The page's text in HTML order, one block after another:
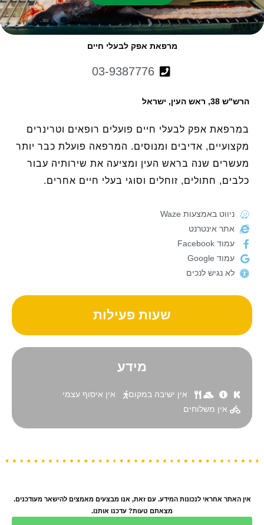
מרפאת אפק לבעלי חיים
03-9387776
הרש"ש 38, ראש העין, ישראל
במרפאת אפק לבעלי חיים פועלים רופאים וטרינרים
מקצועיים, אדיבים ומנוסים. המרפאה פועלת כבר יותר
מעשרים שנה בראש העין ומציעה את שירותיה עבור
כלבים, חתולים, זוחלים וסוגי בעלי חיים אחרים.
ניווט באמצעות Waze
אתר אינטרנט
עמוד Facebook
עמוד Google
לא נגיש לנכים
שעות פעילות
מידע
אין ישיבה במקום
אין איסוף עצמי
אין משלוחים
אין האתר אחראי לנכונות המידע. עם זאת, אנו מבצעים מאמצים להישאר מעודכנים.
מצאתם טעות? עדכנו אותנו.